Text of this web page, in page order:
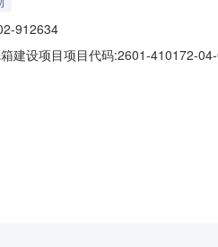
912634
建设项目项目代码:2601-410172-
符合产业政策进行审查。后续用地